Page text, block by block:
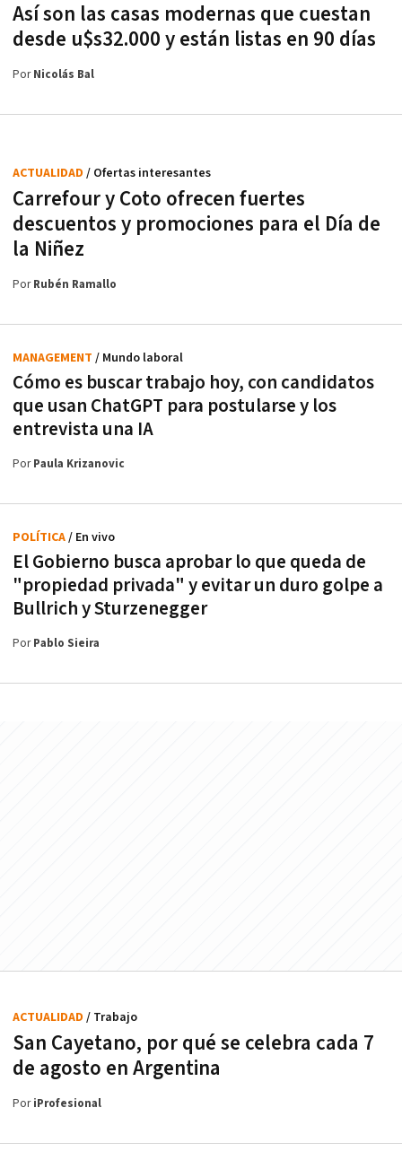
Así son las casas modernas que cuestan
desde u$s32.000 y están listas en 90 días
PorNicolás Bal
Carrefour y Coto ofrecen fuertes
descuentos y promociones para el Día de
la Niñez
ACTUALIDAD / Ofertas interesantes
PorRubén Ramallo
Cómo es buscar trabajo hoy, con candidatos
que usan ChatGPT para postularse y los
entrevista una IA
MANAGEMENT / Mundo laboral
PorPaula Krizanovic
El Gobierno busca aprobar lo que queda de
"propiedad privada" y evitar un duro golpe a
Bullrich y Sturzenegger
POLÍTICA/ En vivo
PorPablo Sieira
San Cayetano, por qué se celebra cada 7
de agosto en Argentina
ACTUALIDAD / Trabajo
PoriProfesional